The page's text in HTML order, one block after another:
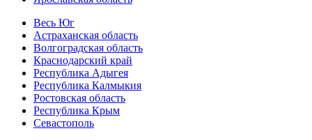
Весь Юг
Астраханская область
Волгоградская область
Краснодарский край
Республика Адыгея
Республика Калмыкия
Ростовская область
Республика Крым
Севастополь